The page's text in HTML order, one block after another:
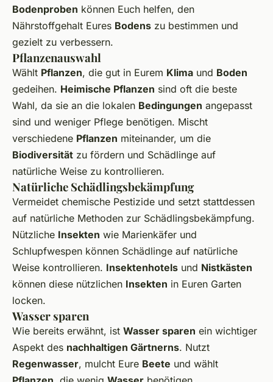
Bodenproben können Euch helfen, den
Nährstoffgehalt Eures Bodens zu bestimmen und
gezielt zu verbessern.
Pflanzenauswahl
Wählt Pflanzen, die gut in Eurem Klima und Boden
gedeihen. Heimische Pflanzen sind oft die beste
Wahl, da sie an die lokalen Bedingungen angepasst
sind und weniger Pflege benötigen. Mischt
verschiedene Pflanzen miteinander, um die
Biodiversität zu fördern und Schädlinge auf
natürliche Weise zu kontrollieren.
Natürliche Schädlingsbekämpfung
Vermeidet chemische Pestizide und setzt stattdessen
auf natürliche Methoden zur Schädlingsbekämpfung.
Nützliche Insekten wie Marienkäfer und
Schlupfwespen können Schädlinge auf natürliche
Weise kontrollieren. Insektenhotels und Nistkästen
können diese nützlichen Insekten in Euren Garten
locken.
Wasser sparen
Wie bereits erwähnt, ist Wasser sparen ein wichtiger
Aspekt des nachhaltigen Gärtnerns. Nutzt
Regenwasser, mulcht Eure Beete und wählt